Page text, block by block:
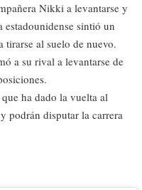
Nikki a levantarse y
estadounidense sintió un
al suelo de nuevo.
a su rival a levantarse de
ha dado la vuelta al
podrán disputar la carrera